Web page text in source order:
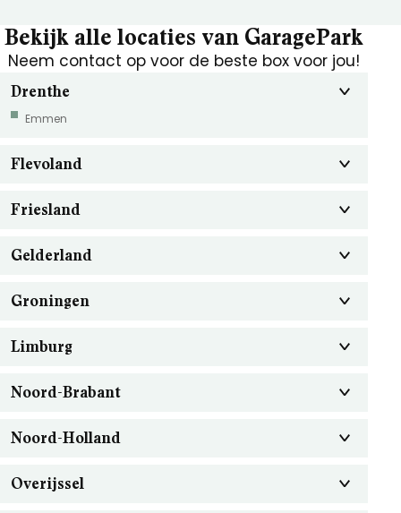
Bekijk alle locaties van GaragePark
Neem contact op voor de beste box voor jou!
Drenthe
Emmen
Flevoland
Friesland
Gelderland
Groningen
Limburg
Noord-Brabant
Noord-Holland
Overijssel